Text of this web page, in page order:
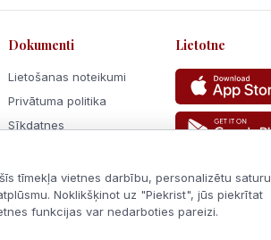
Dokumenti
Lietošanas noteikumi
Privātuma politika
Sīkdatnes
Lietotne
tīmekļa vietnes darbību, personalizētu saturu
Noklikšķinot uz "Piekrist", jūs piekrītat
funkcijas var nedarboties pareizi.